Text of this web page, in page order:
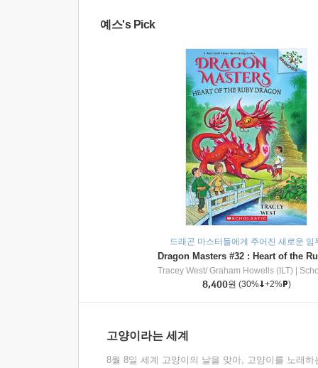
예스's Pick
드래곤 마스터들에게 주어진 새로운 임
Tracey West/ Graham Howells (ILT)
8,400원 (30% +2% )
고양이라는 세계
8월 8일 세계 고양이의 날을 맞아, 고양이를 노래하